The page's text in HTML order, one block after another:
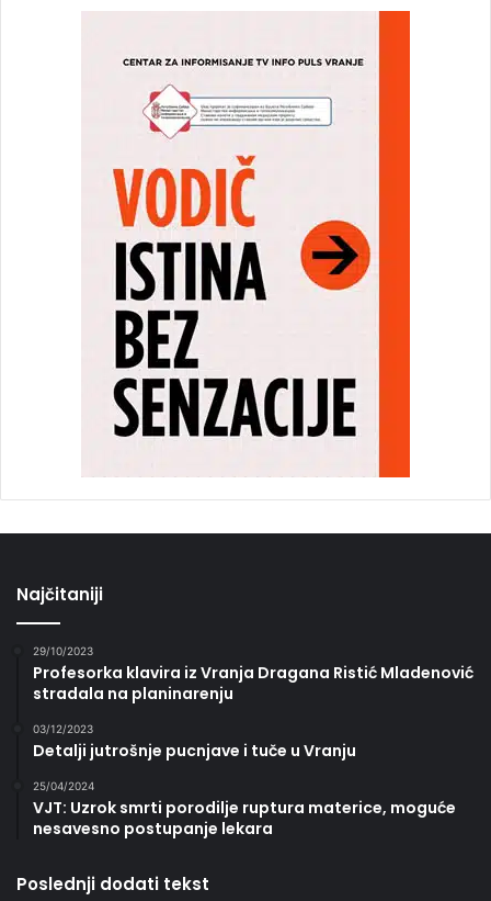
Najčitaniji
29/10/2023
Profesorka klavira iz Vranja Dragana Ristić Mladenović
stradala na planinarenju
03/12/2023
Detalji jutrošnje pucnjave i tuče u Vranju
25/04/2024
VJT: Uzrok smrti porodilje ruptura materice, moguće
nesavesno postupanje lekara
Poslednji dodati tekst